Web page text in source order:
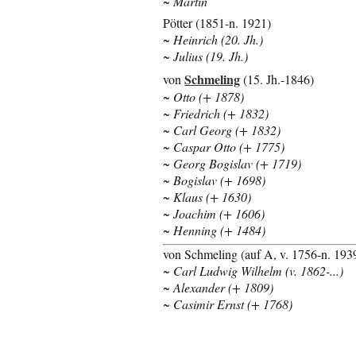
Pötter (1851-n. 1921)
~ Heinrich (20. Jh.)
~ Julius (19. Jh.)
vonSchmeling(15. Jh.-1846)
~ Otto (+ 1878)
~ Friedrich (+ 1832)
~ Carl Georg (+ 1832)
~ Caspar Otto (+ 1775)
~ Georg Bogislav (+ 1719)
~ Bogislav (+ 1698)
~ Klaus (+ 1630)
~ Joachim (+ 1606)
~ Henning (+ 1484)
von Schmeling (auf A, v. 1756-n.
~ Carl Ludwig Wilhelm (v. 1862-...)
~ Alexander (+ 1809)
~ Casimir Ernst (+ 1768)